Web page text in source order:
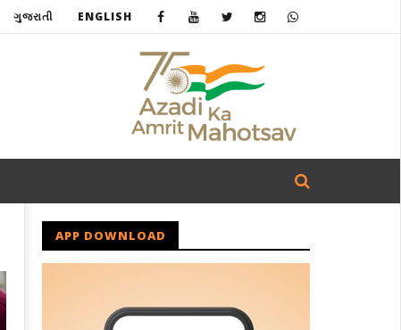
ગુજરાતી ENGLISH
APP DOWNLOAD